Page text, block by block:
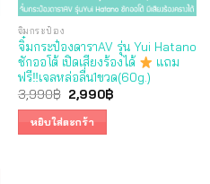
จิ๋มกระป๋อง
จิ๋มกระป๋องดาราAV รุ่น Yui Hatano
ชักออโต้ เปิดเสียงร้องได้
แถม
ฟรี‼เจลหล่อลื่น1ขวด(60g.)
3,990฿ Original
price
was:
3,990฿.
2,990฿Current
หยิบใส่ตะกร้า